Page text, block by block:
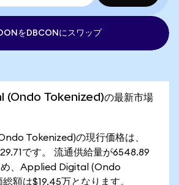
をDBCONにスワップ
Tokenized)の最新市場
Tokenized)の現行価格は、
です。 流通供給量が6548.89
、Applied Digital (Ondo
額は$19.45万となります。